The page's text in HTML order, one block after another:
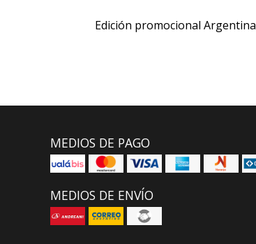
Edición promocional Argentina
MEDIOS DE PAGO
MEDIOS DE ENVÍO